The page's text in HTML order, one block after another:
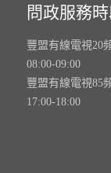
問政服務
豐盟有線電視20
08:00-09:00
豐盟有線電視85
17:00-18:00